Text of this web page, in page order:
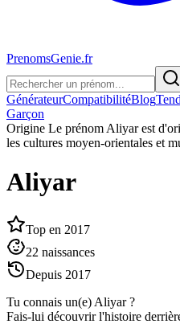
PrenomsGenie.fr
GénérateurCompatibilitéBlog
Garçon
Origine Le prénom Aliyar est
les cultures moyen-orientales et
Aliyar
Top en 2017
22 naissances
Depuis 2017
Tu connais un(e) Aliyar?
Fais-lui découvrir l'histoire